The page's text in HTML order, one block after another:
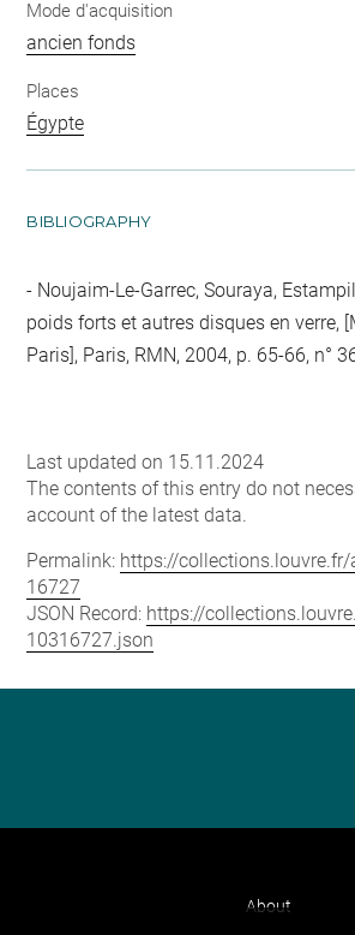
Mode d'acquisition
ancien fonds
Places
Égypte
BIBLIOGRAPHY
Noujaim-Le-Garrec, Souraya,
poids forts et autres disques en verre,
Paris], Paris, RMN, 2004, p. 65-66, n°
Last updated on 15.11.2024
The contents of this entry do not
account of the latest data.
Permalink: https://
16727
JSON Record: https://
10316727.json
About